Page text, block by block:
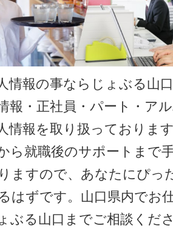
情報の事ならじょぶる山
報・正社員・パート・ア
情報を取り扱っておりま
ら就職後のサポートまで
ますので、あなたにぴっ
はずです。山口県内でお
ぶる山口までご相談くだ